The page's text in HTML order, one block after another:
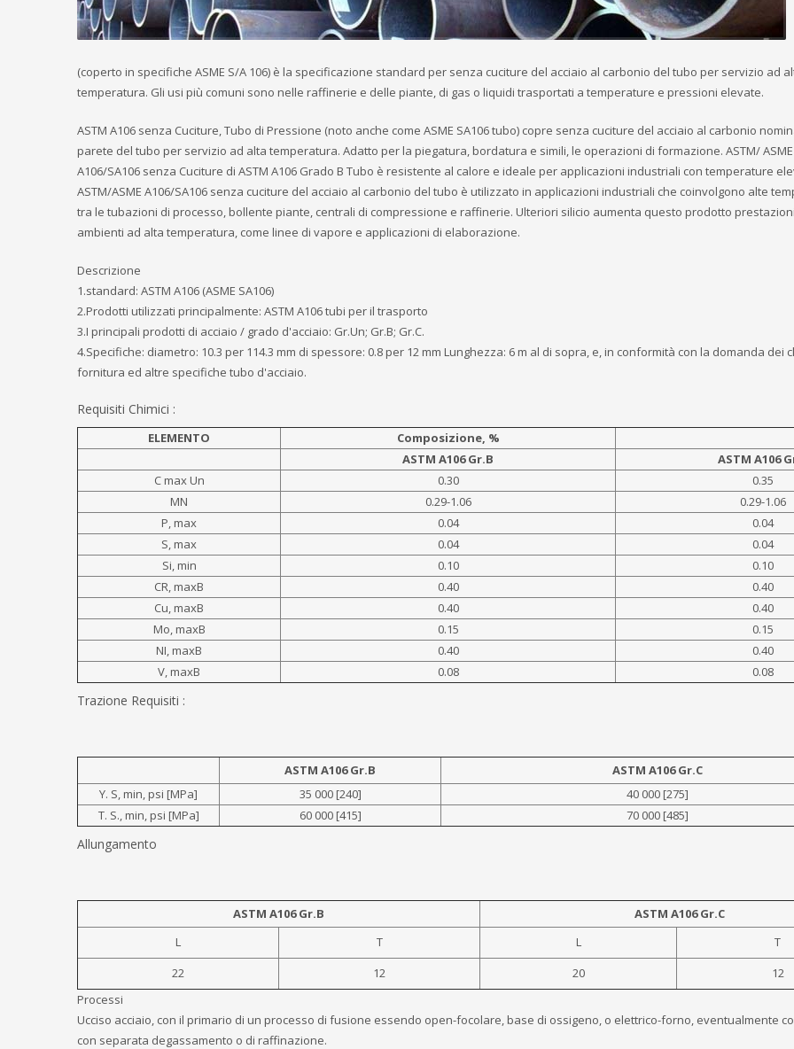
(coperto in specifiche ASME S/A 106) è la specificazione standard per senza cuciture del acciaio al carbonio del tubo per servizio ad
temperatura. Gli usi più comuni sono nelle raffinerie e delle piante, di gas o liquidi trasportati a temperature e pressioni elevate.
ASTM A106 senza Cuciture, Tubo di Pressione (noto anche come ASME SA106 tubo) copre senza cuciture del acciaio al carbonio
parete del tubo per servizio ad alta temperatura. Adatto per la piegatura, bordatura e simili, le operazioni di formazione. ASTM/ ASME
A106/SA106 senza Cuciture di ASTM A106 Grado B Tubo è resistente al calore e ideale per applicazioni industriali con temperature
ASTM/ASME A106/SA106 senza cuciture del acciaio al carbonio del tubo è utilizzato in applicazioni industriali che coinvolgono alte
tra le tubazioni di processo, bollente piante, centrali di compressione e raffinerie. Ulteriori silicio aumenta questo prodotto
ambienti ad alta temperatura, come linee di vapore e applicazioni di elaborazione.
Descrizione
1.standard: ASTM A106 (ASME SA106)
2.Prodotti utilizzati principalmente: ASTM A106 tubi per il trasporto
3.I principali prodotti di acciaio / grado d'acciaio: Gr.Un; Gr.B; Gr.C.
4.Specifiche: diametro: 10.3 per 114.3 mm di spessore: 0.8 per 12 mm Lunghezza: 6 m al di sopra, e, in conformità con la domanda dei
fornitura ed altre specifiche tubo d'acciaio.
Requisiti Chimici :
ELEMENTO
Composizione, %
ASTM A106 Gr.B
ASTM A106
C max Un
0.30
0.35
MN
0.29-1.06
0.29-1.06
P, max
0.04
0.04
S, max
0.04
0.04
Si, min
0.10
0.10
CR, maxB
0.40
0.40
Cu, maxB
0.40
0.40
Mo, maxB
0.15
0.15
NI, maxB
0.40
0.40
V, maxB
0.08 0.08
Trazione Requisiti :
ASTM A106 Gr.B
ASTM A106 Gr.C
Y. S, min, psi [MPa]
35 000 [240]
40 000 [275]
T. S., min, psi [MPa]
60 000 [415] 70 000 [485]
Allungamento
ASTM A106 Gr.B
ASTM A106 Gr.C
L
T L
T
22
12 20
12
Processi
Ucciso acciaio, con il primario di un processo di fusione essendo open-focolare, base di ossigeno, o elettrico-forno, eventualmente
con separata degassamento o di raffinazione.